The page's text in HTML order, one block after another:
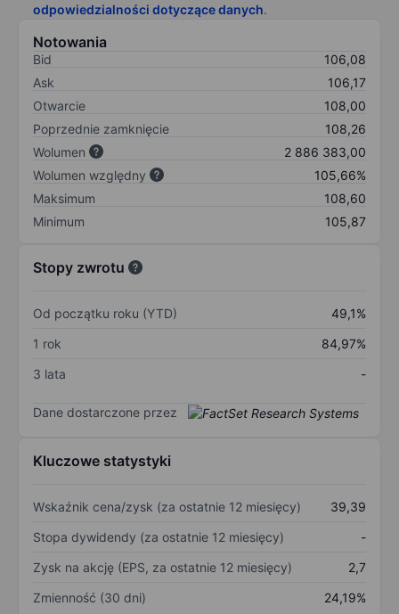
odpowiedzialności dotyczące danych.
Notowania
Bid
106,08
Ask
106,17
Otwarcie
108,00
Poprzednie zamknięcie
108,26
Wolumen
2 886 383,00
Wolumen względny
105,66%
Maksimum
108,60
Minimum
105,87
Stopy zwrotu
Od początku roku (YTD)
49,1%
1 rok
84,97%
3 lata
-
Dane dostarczone przez
Kluczowe statystyki
Wskaźnik cena/zysk (za ostatnie 12 miesięcy)
39,39
Stopa dywidendy (za ostatnie 12 miesięcy)
-
Zysk na akcję (EPS, za ostatnie 12 miesięcy)
2,7
Zmienność (30 dni)
24,19%